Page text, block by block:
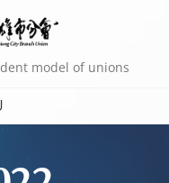
model of unions